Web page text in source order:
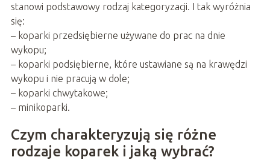
stanowi podstawowy rodzaj kategoryzacji. I tak wyróżnia
się:
– koparki przedsiębierne używane do prac na dnie
wykopu;
– koparki podsiębierne, które ustawiane są na krawędzi
wykopu i nie pracują w dole;
– koparki chwytakowe;
– minikoparki.
Czym charakteryzują się różne
rodzaje koparek i jaką wybrać?